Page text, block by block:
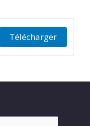
Télécharger